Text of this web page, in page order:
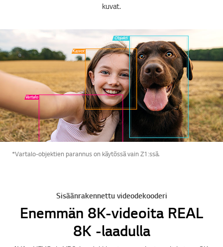
kuvat.
*Vartalo-objektien parannus on käytössä vain Z1:ssä.
Sisäänrakennettu videodekooderi
Enemmän 8K-videoita REAL
8K -laadulla